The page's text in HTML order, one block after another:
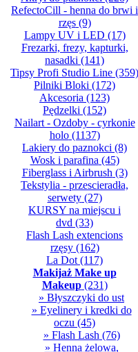
RefectoCill - henna do brwi i
rzęs(9)
Lampy UV i LED (17)
Frezarki, frezy, kapturki,
nasadki (141)
Tipsy Profi Studio Line (359)
Pilniki Bloki (172)
Akcesoria (123)
Pędzelki (152)
Nailart - Ozdoby - cyrkonie
holo(1137)
Lakiery do paznokci (8)
Wosk i parafina (45)
Fiberglass i Airbrush (3)
Tekstylia - przescieradła,
serwety(27)
KURSY na miejscu i
dvd (33)
Flash Lash extencions
rzęsy(162)
La Dot (117)
Makijaż Make up
Makeup(231)
» Błyszczyki do ust
» Eyelinery i kredki do
oczu (45)
» Flash Lash (76)
» Henna żelowa,